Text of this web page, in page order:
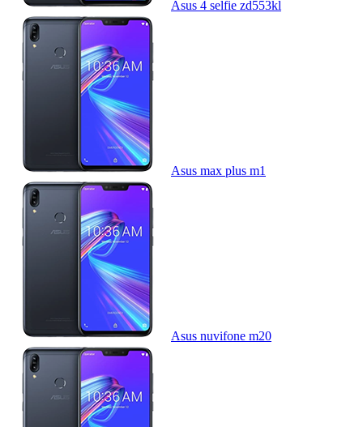
Asus 4 selfie zd553kl
Asus max plus m1
Asus nuvifone m20